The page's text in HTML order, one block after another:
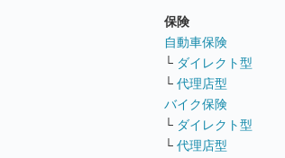
保険
自動車保険
└ ダイレクト型
└ 代理店型
バイク保険
└ ダイレクト型
└ 代理店型